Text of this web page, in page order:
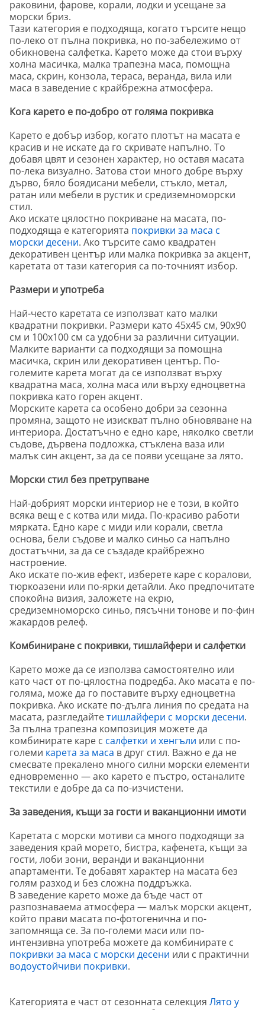
раковини, фарове, корали, лодки и усещане за
морски бриз.
Тази категория е подходяща, когато търсите нещо
по-леко от пълна покривка, но по-забележимо от
обикновена салфетка. Карето може да стои върху
холна масичка, малка трапезна маса, помощна
маса, скрин, конзола, тераса, веранда, вила или
маса в заведение с крайбрежна атмосфера.
Кога карето е по-добро от голяма покривка
Карето е добър избор, когато плотът на масата е
красив и не искате да го скривате напълно. То
добавя цвят и сезонен характер, но оставя масата
по-лека визуално. Затова стои много добре върху
дърво, бяло боядисани мебели, стъкло, метал,
ратан или мебели в рустик и средиземноморски
стил.
Ако искате цялостно покриване на масата, по-
подходяща е категорията покривки за маса с
морски десени. Ако търсите само квадратен
декоративен център или малка покривка за акцент,
каретата от тази категория са по-точният избор.
Размери и употреба
Най-често каретата се използват като малки
квадратни покривки. Размери като 45х45 см, 90х90
см и 100х100 см са удобни за различни ситуации.
Малките варианти са подходящи за помощна
масичка, скрин или декоративен център. По-
големите карета могат да се използват върху
квадратна маса, холна маса или върху едноцветна
покривка като горен акцент.
Морските карета са особено добри за сезонна
промяна, защото не изискват пълно обновяване на
интериора. Достатъчно е едно каре, няколко светли
съдове, дървена подложка, стъклена ваза или
малък син акцент, за да се появи усещане за лято.
Морски стил без претрупване
Най-добрият морски интериор не е този, в който
всяка вещ е с котва или мида. По-красиво работи
мярката. Едно каре с миди или корали, светла
основа, бели съдове и малко синьо са напълно
достатъчни, за да се създаде крайбрежно
настроение.
Ако искате по-жив ефект, изберете каре с коралови,
тюркоазени или по-ярки детайли. Ако предпочитате
спокойна визия, заложете на екрю,
средиземноморско синьо, пясъчни тонове и по-фин
жакардов релеф.
Комбиниране с покривки, тишлайфери и салфетки
Карето може да се използва самостоятелно или
като част от по-цялостна подредба. Ако масата е по-
голяма, може да го поставите върху едноцветна
покривка. Ако искате по-дълга линия по средата на
масата, разгледайтетишлайфери с морски десени.
За пълна трапезна композиция можете да
комбинирате каре с салфетки и хенгъли или с по-
големи карета за маса в друг стил. Важно е да не
смесвате прекалено много силни морски елементи
едновременно — ако карето е пъстро, останалите
текстили е добре да са по-изчистени.
За заведения, къщи за гости и ваканционни имоти
Каретата с морски мотиви са много подходящи за
заведения край морето, бистра, кафенета, къщи за
гости, лоби зони, веранди и ваканционни
апартаменти. Те добавят характер на масата без
голям разход и без сложна поддръжка.
В заведение карето може да бъде част от
разпознаваема атмосфера — малък морски акцент,
който прави масата по-фотогенична и по-
запомняща се. За по-големи маси или по-
интензивна употреба можете да комбинирате с
покривки за маса с морски десени или с практични
водоустойчиви покривки.
Категорията е част от сезонната селекция Лято у